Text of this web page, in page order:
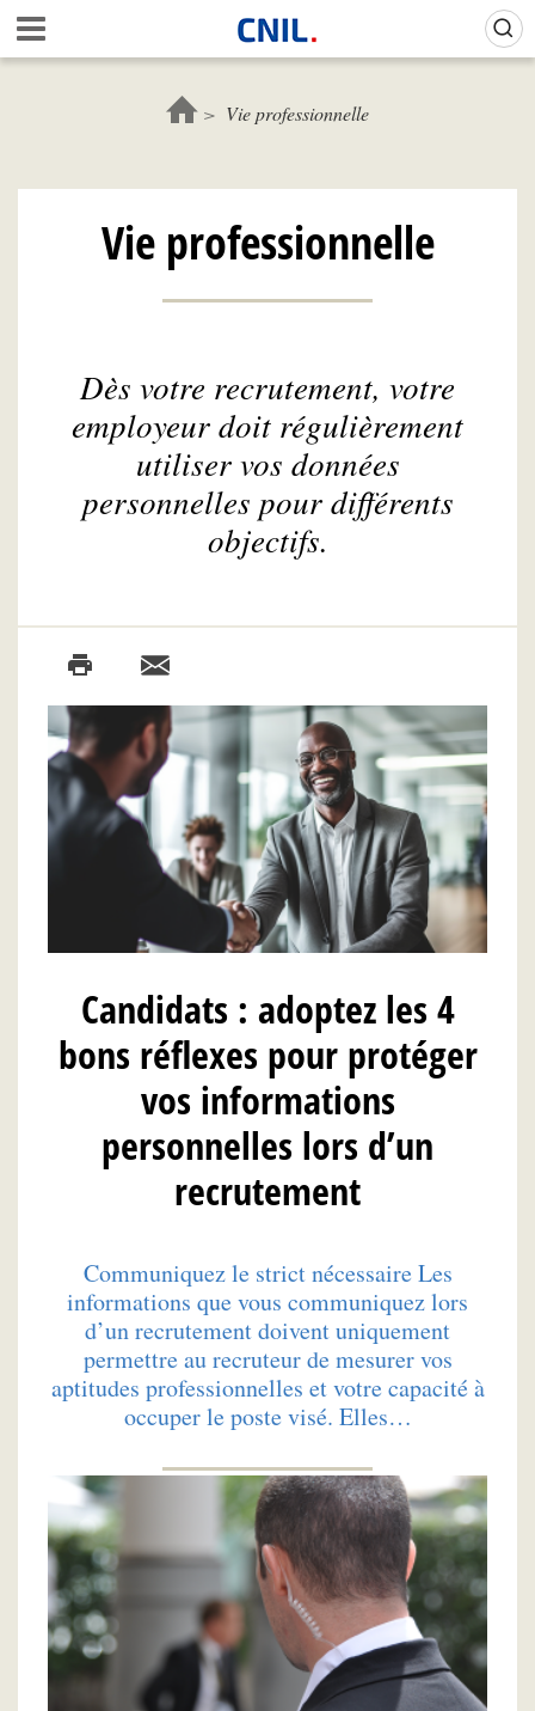
Aller
au
contenu
c
u
l
C
N
Vie professionnelle
Vie professionnelle
Dès votre recrutement, votre
employeur doit régulièrement
utiliser vos données
personnelles pour différents
objectifs.
Candidats : adoptez les 4
bons réflexes pour protéger
vos informations
personnelles lors d’un
recrutement
Communiquez le strict nécessaire Les
informations que vous communiquez lors
d’un recrutement doivent uniquement
permettre au recruteur de mesurer vos
aptitudes professionnelles et votre capacité à
occuper le poste visé. Elles…
Gestion de vos préférences sur les cookies (témoins de connexion)